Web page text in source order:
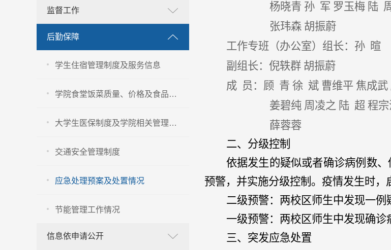
监督工作
后勤保障
学生住宿管理制度及服务信息
学院食堂饭菜质量、价格及食品卫生安全管理信息
大学生医保制度及学院相关管理办法
交通安全管理制度
应急处理预案及处置情况
节能管理工作情况
信息依申请公开
杨晓青 孙 军 罗玉梅 陆 周
张玮森 胡振蔚
工作专班（办公室）组长：孙 暄
副组长：倪轶群 胡振蔚
成 员：顾 青 徐 斌 曹维平 焦成武
姜碧纯 周凌之 陆 超 程
薛蓉蓉
二、分级控制
依据发生的疑似或者确诊病例数
预警，并实施分级控制。疫情发生时，
二级预警：两校区师生中发现一例
一级预警：两校区师生中发现确诊
三、突发应急处置